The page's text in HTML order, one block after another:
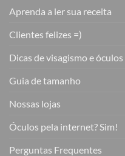
Aprenda a ler sua receita
Clientes felizes =)
Dicas de visagismo e óculos
Guia de tamanho
Nossas lojas
Óculos pela internet? Sim!
Perguntas Frequentes